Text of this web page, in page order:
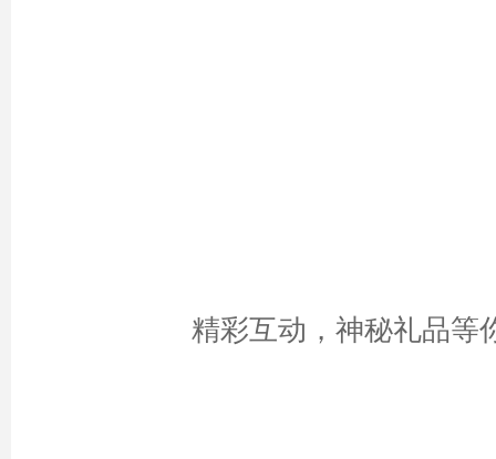
精彩互动，神秘礼品等